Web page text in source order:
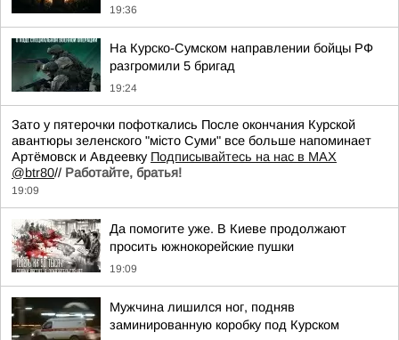
19:36
На Курско-Сумском направлении бойцы РФ
разгромили 5 бригад
19:24
Зато у пятерочки пофоткались После окончания Курской
авантюры зеленского "мiсто Суми" все больше напоминает
Артёмовск и Авдеевку Подписывайтесь на нас в MAX
@btr80// Работайте, братья!
19:09
Да помогите уже. В Киеве продолжают
просить южнокорейские пушки
19:09
Мужчина лишился ног, подняв
заминированную коробку под Курском